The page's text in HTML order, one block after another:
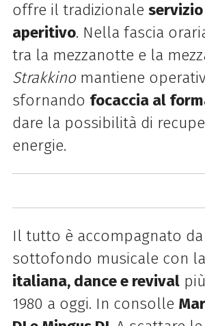
offre il tradizionale
aperitivo. Nella fascia
tra la mezzanotte e la
Strakkino mantiene
sfornando focaccia al
dare la possibilità di
energie.
Il tutto è accompagnato da
sottofondo musicale con la
italiana, dance e revival
1980 a oggi. In consolle